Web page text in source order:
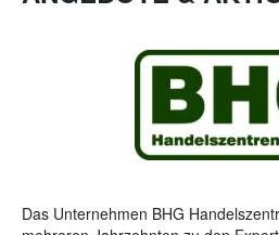
Das Unternehmen BHG